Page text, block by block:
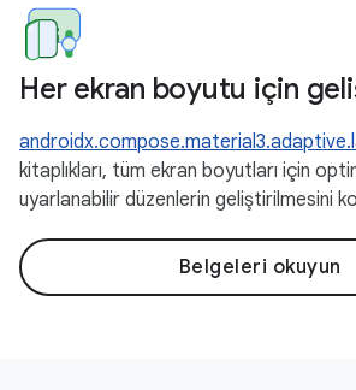
Her ekran boyutu için
kitaplıkları, tüm ekran boyutları için
uyarlanabilir düzenlerin geliştirilmesini
Belgeleri okuyun